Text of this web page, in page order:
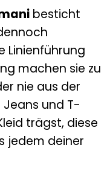
besticht
Linienführung
machen sie zu
nie aus der
Jeans und T-
trägst, diese
jedem deiner